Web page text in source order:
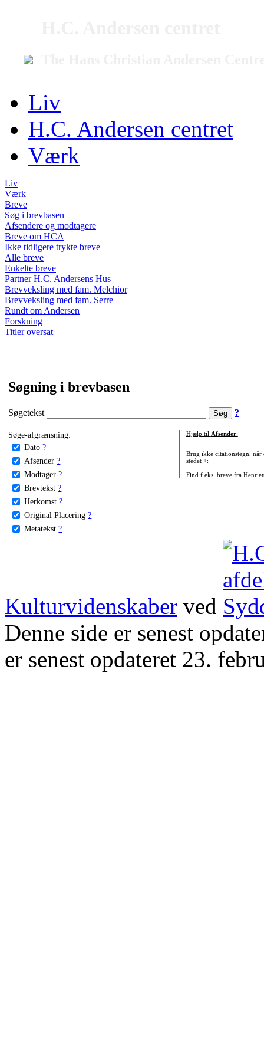
Liv
H.C. Andersen centret
Værk
Liv
Værk
Breve
Søg i brevbasen
Afsendere og modtagere
Breve om HCA
Ikke tidligere trykte breve
Alle breve
Enkelte breve
Partner H.C. Andersens Hus
Brevveksling med fam. Melchior
Brevveksling med fam. Serre
Rundt om Andersen
Forskning
Titler oversat
Søgning i brevbasen
Søgetekst ?
Søge-afgrænsning:
Dato ?
Afsender ?
Modtager ?
Brevtekst ?
Herkomst ?
Original Placering ?
Metatekst ?
Hjælp til Afsender:
Brug ikke citationstegn, når
stedet +:
Find f.eks. breve fra
Kulturvidenskaber ved
Denne side er senest
er senest opdateret 23.